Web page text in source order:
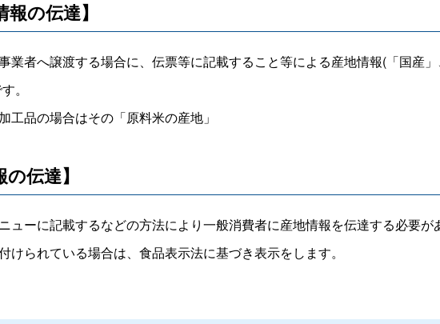
の伝達】
業者へ譲渡する場合に、伝票等に記載すること等による産地情報( 「国産
。
工品の場合はその「原料米の産地」
伝達】
ーに記載するなどの方法により一般消費者に産地情報を伝達する必要が
られている場合は、食品表示法に基づき表示をします。